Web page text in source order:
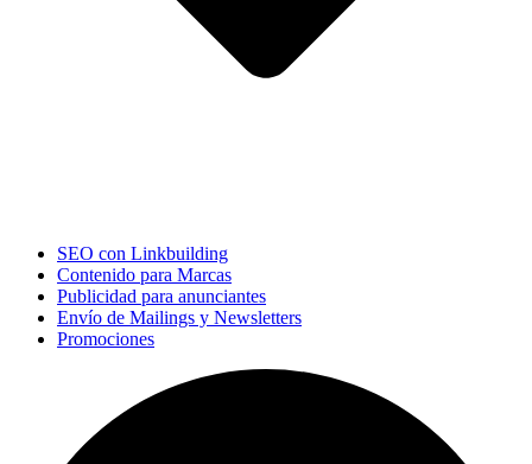
SEO con Linkbuilding
Contenido para Marcas
Publicidad para anunciantes
Envío de Mailings y Newsletters
Promociones